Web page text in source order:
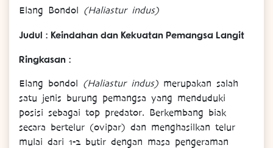
Elang Bondol (Haliastur indus)
Judul : Keindahan dan Kekuatan Pemangsa Langit
Ringkasan :
Elang bondol (Haliastur indus) merupakan salah
satu jenis burung pemangsa yang menduduki
posisi sebagai top predator. Berkembang biak
secara bertelur (ovipar) dan menghasilkan telur
mulai dari 1-2 butir dengan masa pengeraman